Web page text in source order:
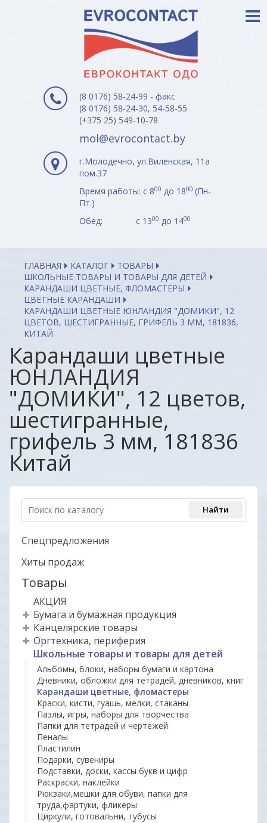
(8 0176) 58-24-99 - факс
(8 0176) 58-24-30, 54-58-55
(+375 25) 549-10-78
mol@evrocontact.by
г.Молодечно, ул.Виленская, 11а
пом.37
Время работы: с 800 до 1800 (Пн-
Пт.)
Обед: с 1300 до 1400
ГЛАВНАЯ КАТАЛОГ
ТОВАРЫ
ШКОЛЬНЫЕ ТОВАРЫ И ТОВАРЫ ДЛЯ ДЕТЕЙ
КАРАНДАШИ ЦВЕТНЫЕ, ФЛОМАСТЕРЫ
ЦВЕТНЫЕ КАРАНДАШИ
КАРАНДАШИ ЦВЕТНЫЕ ЮНЛАНДИЯ "ДОМИКИ", 12
ЦВЕТОВ, ШЕСТИГРАННЫЕ, ГРИФЕЛЬ 3 ММ, 181836,
КИТАЙ
Карандаши цветные
ЮНЛАНДИЯ
"ДОМИКИ", 12 цветов,
шестигранные,
грифель 3 мм, 181836
Китай
Спецпредложения
Хиты продаж
Товары
АКЦИЯ
Бумага и бумажная продукция
Канцелярские товары
Оргтехника, периферия
Школьные товары и товары для детей
Альбомы, блоки, наборы бумаги и картона
Дневники, обложки для тетрадей, дневников, книг
Карандаши цветные, фломастеры
Краски, кисти, гуашь, мелки, стаканы
Пазлы, игры, наборы для творчества
Папки для тетрадей и чертежей
Пеналы
Пластилин
Подарки, сувениры
Подставки, доски, кассы букв и цифр
Раскраски, наклейки
Рюкзаки,мешки для обуви, папки для
труда,фартуки, фликеры
Циркули, готовальни, тубусы